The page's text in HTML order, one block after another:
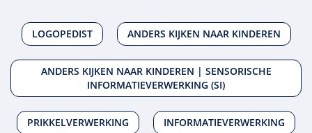
LOGOPEDIST ANDERS KIJKEN NAAR KINDEREN
ANDERS KIJKEN NAAR KINDEREN | SENSORISCHE
INFORMATIEVERWERKING (SI)
PRIKKELVERWERKING INFORMATIEVERWERKING